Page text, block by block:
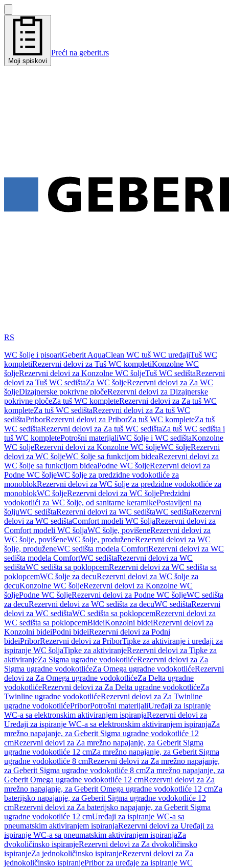
Moji spiskovi
Preći na geberit.rs
RS
WC šolje i pisoariGeberit AquaClean WC tuš WC uređajiTuš WC
kompletiRezervni delovi za Tuš WC kompletiKonzolne WC
šoljeRezervni delovi za Konzolne WC šoljeTuš WC sedištaRezervni
delovi za Tuš WC sedištaZa WC šoljeRezervni delovi za Za WC
šoljeDizajnerske pokrivne pločeRezervni delovi za Dizajnerske
pokrivne pločeZa tuš WC kompleteRezervni delovi za Za tuš WC
kompleteZa tuš WC sedištaRezervni delovi za Za tuš WC
sedištaPriborRezervni delovi za PriborZa tuš WC kompleteZa tuš
WC sedištaRezervni delovi za Za tuš WC sedištaZa tuš WC sedišta i
tuš WC kompletePotrošni materijaliWC šolje i WC sedištaKonzolne
WC šoljeRezervni delovi za Konzolne WC šoljeWC šoljeRezervni
delovi za WC šoljeWC šolje sa funkcijom bideaRezervni delovi za
WC šolje sa funkcijom bideaPodne WC šoljeRezervni delovi za
Podne WC šoljeWC šolje za predzidne vodokotliće za
monoblokRezervni delovi za WC šolje za predzidne vodokotliće za
monoblokWC šoljeRezervni delovi za WC šoljePredzidni
vodokotlići za WC šolje, od sanitarne keramikePostavljeni na
šoljuWC sedištaRezervni delovi za WC sedištaWC sedištaRezervni
delovi za WC sedištaComfort modeli WC šoljaRezervni delovi za
Comfort modeli WC šoljaWC šolje, povišeneRezervni delovi za
WC šolje, povišeneWC šolje, produženeRezervni delovi za WC
šolje, produženeWC sedišta modela ComfortRezervni delovi za WC
sedišta modela ComfortWC sedištaRezervni delovi za WC
sedištaWC sedišta sa poklopcemRezervni delovi za WC sedišta sa
poklopcemWC šolje za decuRezervni delovi za WC šolje za
decuKonzolne WC šoljeRezervni delovi za Konzolne WC
šoljePodne WC šoljeRezervni delovi za Podne WC šoljeWC sedišta
za decuRezervni delovi za WC sedišta za decuWC sedištaRezervni
delovi za WC sedištaWC sedišta sa poklopcemRezervni delovi za
WC sedišta sa poklopcemBideiKonzolni bideiRezervni delovi za
Konzolni bideiPodni bideiRezervni delovi za Podni
bideiPriborRezervni delovi za PriborTipke za aktiviranje i uređaji za
ispiranje WC šoljaTipke za aktiviranjeRezervni delovi za Tipke za
aktiviranjeZa Sigma ugradne vodokotlićeRezervni delovi za Za
Sigma ugradne vodokotlićeZa Omega ugradne vodokotlićeRezervni
delovi za Za Omega ugradne vodokotlićeZa Delta ugradne
vodokotlićeRezervni delovi za Za Delta ugradne vodokotlićeZa
Twinline ugradne vodokotlićeRezervni delovi za Za Twinline
ugradne vodokotlićePriborPotrošni materijaliUređaji za ispiranje
WC-a sa elektronskim aktiviranjem ispiranjaRezervni delovi za
Uređaji za ispiranje WC-a sa elektronskim aktiviranjem ispiranjaZa
mrežno napajanje, za Geberit Sigma ugradne vodokotliće 12
cmRezervni delovi za Za mrežno napajanje, za Geberit Sigma
ugradne vodokotliće 12 cmZa mrežno napajanje, za Geberit Sigma
ugradne vodokotliće 8 cmRezervni delovi za Za mrežno napajanje,
za Geberit Sigma ugradne vodokotliće 8 cmZa mrežno napajanje, za
Geberit Omega ugradne vodokotliće 12 cmRezervni delovi za Za
mrežno napajanje, za Geberit Omega ugradne vodokotliće 12 cmZa
baterijsko napajanje, za Geberit Sigma ugradne vodokotliće 12
cmRezervni delovi za Za baterijsko napajanje, za Geberit Sigma
ugradne vodokotliće 12 cmUređaji za ispiranje WC-a sa
pneumatskim aktiviranjem ispiranjaRezervni delovi za Uređaji za
ispiranje WC-a sa pneumatskim aktiviranjem ispiranjaZa
dvokoličinsko ispiranjeRezervni delovi za Za dvokoličinsko
ispiranjeZa jednokoličinsko ispiranjeRezervni delovi za Za
jednokoličinsko ispiranjePribor za uređaje za ispiranje WC